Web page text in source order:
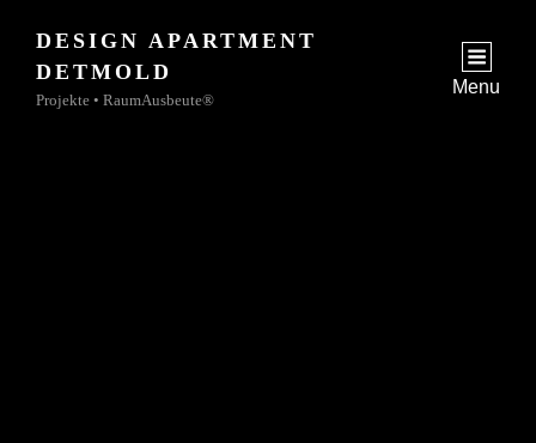
jetzt
DESIGN APARTMENT
DETMOLD
Projekte • RaumAusbeute®
Menu